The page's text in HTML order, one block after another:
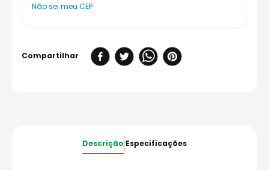
Não sei meu CEP
Descrição Especificações